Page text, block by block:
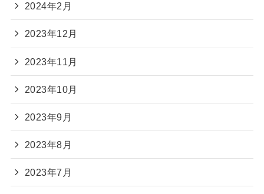
2024年2月
2023年12月
2023年11月
2023年10月
2023年9月
2023年8月
2023年7月